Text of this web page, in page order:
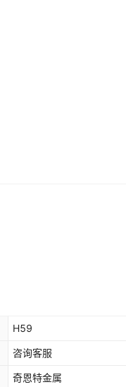
H59
咨询客服
奇恩特金属